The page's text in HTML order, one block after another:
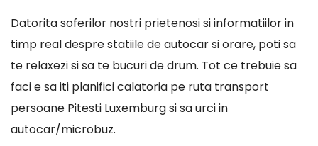
Datorita soferilor nostri prietenosi si informatiilor in
timp real despre statiile de autocar si orare, poti sa
te relaxezi si sa te bucuri de drum. Tot ce trebuie sa
faci e sa iti planifici calatoria pe ruta transport
persoane Pitesti Luxemburg si sa urci in
autocar/microbuz.